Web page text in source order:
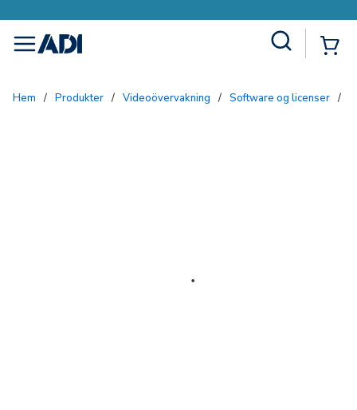
menu
Hem / Produkter / Videoövervakning / Software og licenser /